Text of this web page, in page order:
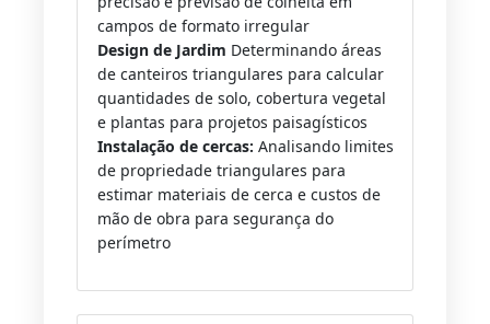
campos de formato irregular
Design de Jardim Determinando áreas
de canteiros triangulares para calcular
quantidades de solo, cobertura vegetal
e plantas para projetos paisagísticos
Instalação de cercas: Analisando limites
de propriedade triangulares para
estimar materiais de cerca e custos de
mão de obra para segurança do
perímetro